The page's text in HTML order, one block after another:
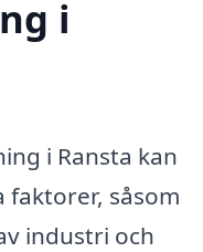
i
i Ransta kan
såsom
industri och